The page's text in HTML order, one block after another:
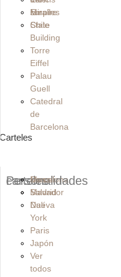
Empire
State
Building
Torre
Eiffel
Palau
Guell
Catedral
de
Barcelona
sur
Chile
Miralles
Carteles
cartelesBarcelona
Madrid
Nueva
York
Paris
Japón
Ver
todos
Personalidades
Messi
Salvador
Dalí